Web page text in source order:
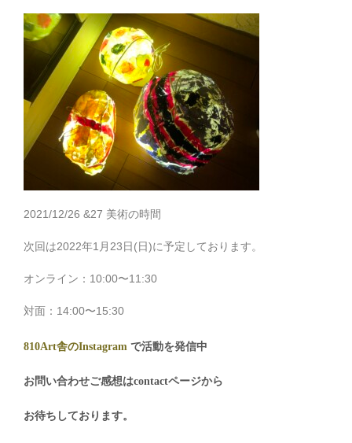
2021/12/26 &27 美術の時間
次回は2022年1月23日(日)に予定しております。
オンライン：10:00〜11:30
対面：14:00〜15:30
810Art舎のInstagram で活動を発信中
お問い合わせご感想はcontactページから
お待ちしております。